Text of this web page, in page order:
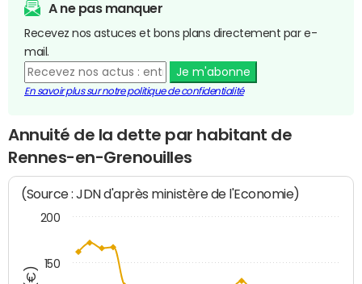
A ne pas manquer
Recevez nos astuces et bons plans directement par e-
mail.
Je m'abonne
En savoir plus sur notre politique de confidentialité
Annuité de la dette par habitant de
Rennes-en-Grenouilles
(Source : JDN d'après ministère de l'Economie)
150
200